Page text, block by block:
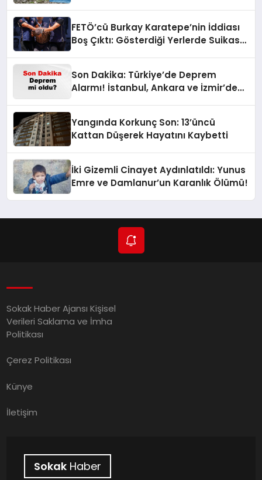
FETÖ’cü Burkay Karatepe’nin İddiası
Boş Çıktı: Gösterdiği Yerlerde Suikast
Son Dakika: Türkiye’de Deprem
Alarmı! İstanbul, Ankara ve İzmir’de
Yangında Korkunç Son: 13’üncü
Kattan Düşerek Hayatını Kaybetti
İki Gizemli Cinayet Aydınlatıldı: Yunus
Emre ve Damlanur’un Karanlık Ölümü!
Sokak Haber Ajansı Kişisel
Verileri Saklama ve İmha
Politikası
Çerez Politikası
Künye
İletişim
Sokak Haber